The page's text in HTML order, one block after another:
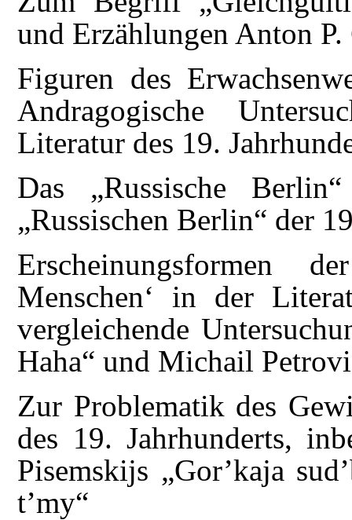
und Erzählungen Anton P.
Figuren des
Andragogische
Literatur des 19.
Das „Russische
„Russischen Berlin“ der
Erscheinungsformen
Menschen‘ in der
vergleichende
Haha“ und Michail
Zur Problematik des
des 19. Jahrhunderts,
Pisemskijs „Gor’kaja
t’my“